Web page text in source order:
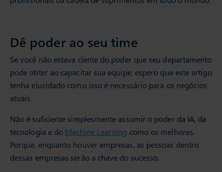
Dê poder ao seu time
Se você não estava ciente do poder que seu departamento
pode obter ao capacitar sua equipe, espero que este artigo
tenha elucidado como isso é necessário para os negócios
atuais.
Não é suficiente simplesmente assumir o poder da IA, da
tecnologia e do Machine Learning como os melhores.
Porque, enquanto houver empresas, as pessoas dentro
dessas empresas serão a chave do sucesso.